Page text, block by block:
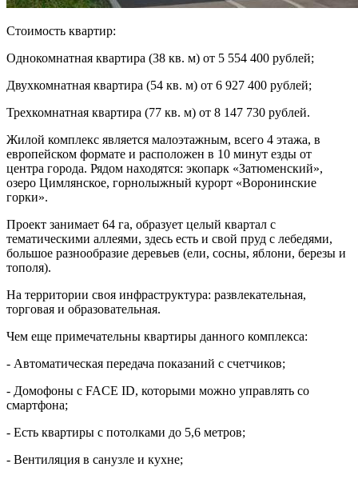
Стоимость квартир:
Однокомнатная квартира (38 кв. м) от 5 554 400 рублей;
Двухкомнатная квартира (54 кв. м) от 6 927 400 рублей;
Трехкомнатная квартира (77 кв. м) от 8 147 730 рублей.
Жилой комплекс является малоэтажным, всего 4 этажа, в
европейском формате и расположен в 10 минут езды от
центра города. Рядом находятся: экопарк «Затюменский»,
озеро Цимлянское, горнолыжный курорт «Воронинские
горки».
Проект занимает 64 га, образует целый квартал с
тематическими аллеями, здесь есть и свой пруд с лебедями,
большое разнообразие деревьев (ели, сосны, яблони, березы и
тополя).
На территории своя инфраструктура: развлекательная,
торговая и образовательная.
Чем еще примечательны квартиры данного комплекса:
- Автоматическая передача показаний с счетчиков;
- Домофоны с FACE ID, которыми можно управлять со
смартфона;
- Есть квартиры с потолками до 5,6 метров;
- Вентиляция в санузле и кухне;